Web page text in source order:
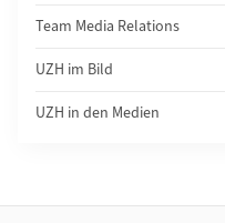
Team Media Relations
UZH im Bild
UZH in den Medien